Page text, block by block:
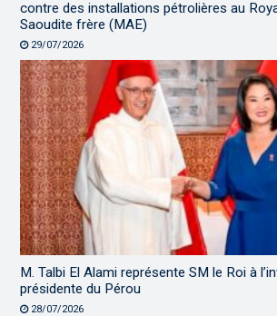
contre des installations pétrolières au
Saoudite frère (MAE)
29/07/2026
M. Talbi El Alami représente SM le Roi à
présidente du Pérou
28/07/2026